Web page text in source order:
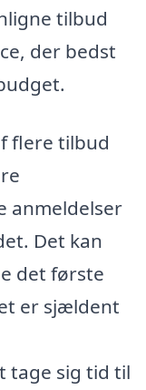
tilbud
der bedst
flere tilbud
anmeldelser
Det kan
det første
er sjældent
tage sig tid til